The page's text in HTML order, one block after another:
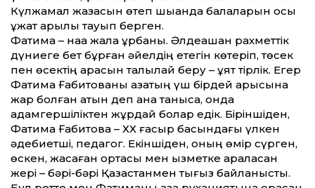
Күлжамал жазасын өтеп шыққанда балаларын осы
құжат арқылы тауып берген.
Фатима – нақақ жала құрбаны. Әлдеқашан рахметтік
дүниеге бет бұрған әйелдің етегін көтеріп, төсек
пен өсектің арасын талқылай беру – ұят тірлік. Егер
Фатима Ғабитованы қазақтың үш бірдей арысына
жар болған қатын деп қана танысақ, онда
адамгершіліктен жұрдай болар едік. Біріншіден,
Фатима Ғабитова – ХХ ғасыр басындағы үлкен
әдебиетші, педагог. Екіншіден, оның өмір сүрген,
өскен, жасаған ортасы мен қызметке араласқан
жері – бәрі-бәрі Қазақстанмен тығыз байланысты.